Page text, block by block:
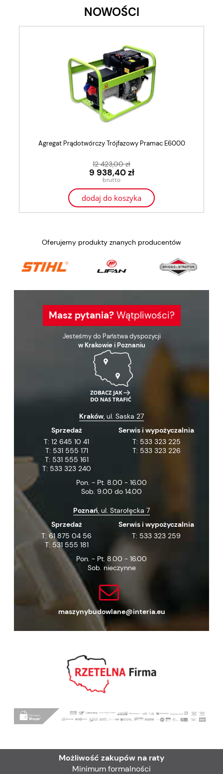
NOWOŚCI
Agregat Prądotwórczy Trójfazowy Pramac E6000
12 423,00 zł
9 938,40 zł
dodaj do koszyka
Oferujemy produkty znanych producentów
Masz pytania?Wątpliwości?
Jesteśmy do Państwa dyspozycji
w Krakowie i Poznaniu
Kraków, ul. Saska 27
Sprzedaż
T:12 645 10 41
T: 531 555 171
T: 531 555 161
T: 533 323 240
Serwis i wypożyczalnia
T: 533 323 225
T: 533 323 226
Pon. - Pt. 8.00 - 16.00
Sob. 9.00 do 14.00
Poznań, ul. Starołęcka 7
Sprzedaż
T:61 875 04 56
T: 531 555 181
Serwis i wypożyczalnia
T: 533 323 259
Pon. - Pt. 8.00 - 16.00
Sob. nieczynne
maszynybudowlane@interia.eu
Możliwość zakupów na raty
Minimum formalności